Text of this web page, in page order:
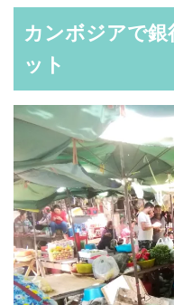
カンボジアで銀
ット